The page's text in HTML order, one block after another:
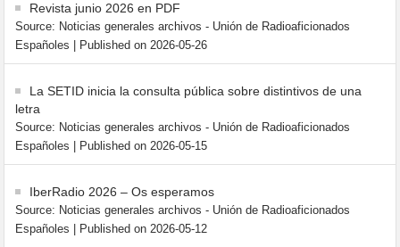
Revista junio 2026 en PDF
Source: Noticias generales archivos - Unión de Radioaficionados
Españoles
Published on 2026-05-26
La SETID inicia la consulta pública sobre distintivos de una
letra
Source: Noticias generales archivos - Unión de Radioaficionados
Españoles
Published on 2026-05-15
IberRadio 2026 – Os esperamos
Source: Noticias generales archivos - Unión de Radioaficionados
Españoles
Published on 2026-05-12